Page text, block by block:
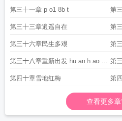
第三十一章 p o1 8b t 第
第三十三章逍遥自在 第
第三十六章民生多艰 第
第三十八章重新出发 hu an h ao r
c o
第
第四十章雪地红梅 第
查看更多章